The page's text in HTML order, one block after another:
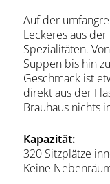
Auf der
Leckeres aus
Spezialitäten.
Suppen bis hin
Geschmack ist
direkt aus der
Brauhaus nichts
Kapazität:
320 Sitzplätze
Keine